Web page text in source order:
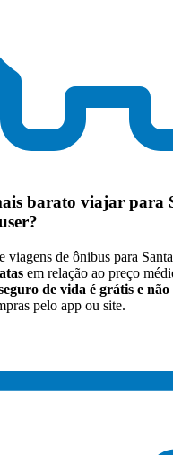
barato viajar para
?
viagens de ônibus para
em relação ao preço
de vida é grátis e
pelo app ou site.